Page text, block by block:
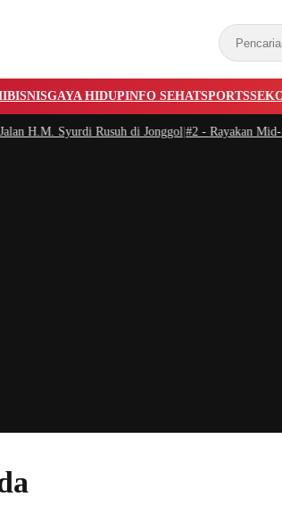
BISNISGAYA HIDUPINFO SEHATSPORTS
H.M. Syurdi Rusuh di Jonggol|#2 -Rayakan Mid-